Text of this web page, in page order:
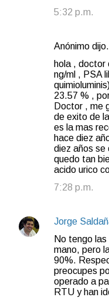
5:32 p.m.
Anónimo
hola , doctor
ng/ml , PSA
23.57 % ,
Doctor , me
de exito de
es la mas
hace diez
diez años se
quedo tan
acido urico
7:28 p.m.
Jorge
No tengo
mano, pero
90%.
preocupes
operado a
RTU y han